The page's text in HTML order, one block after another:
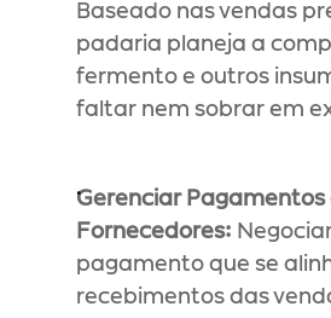
Baseado nas vendas
padaria planeja a
fermento e outros
faltar nem sobrar em
Gerenciar Pagamentos
Fornecedores:
pagamento que se
recebimentos das